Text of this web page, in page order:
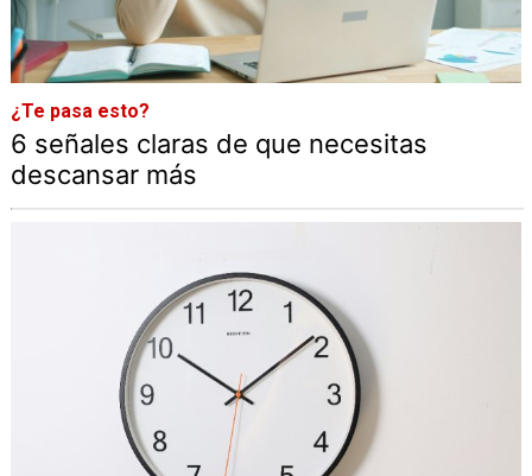
¿Te pasa esto?
6 señales claras de que necesitas
descansar más